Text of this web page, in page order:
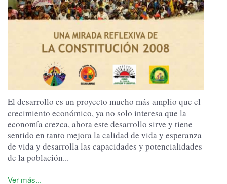
El desarrollo es un proyecto mucho más amplio que el
crecimiento económico, ya no solo interesa que la
economía crezca, ahora este desarrollo sirve y tiene
sentido en tanto mejora la calidad de vida y esperanza
de vida y desarrolla las capacidades y potencialidades
de la población...
Ver más...